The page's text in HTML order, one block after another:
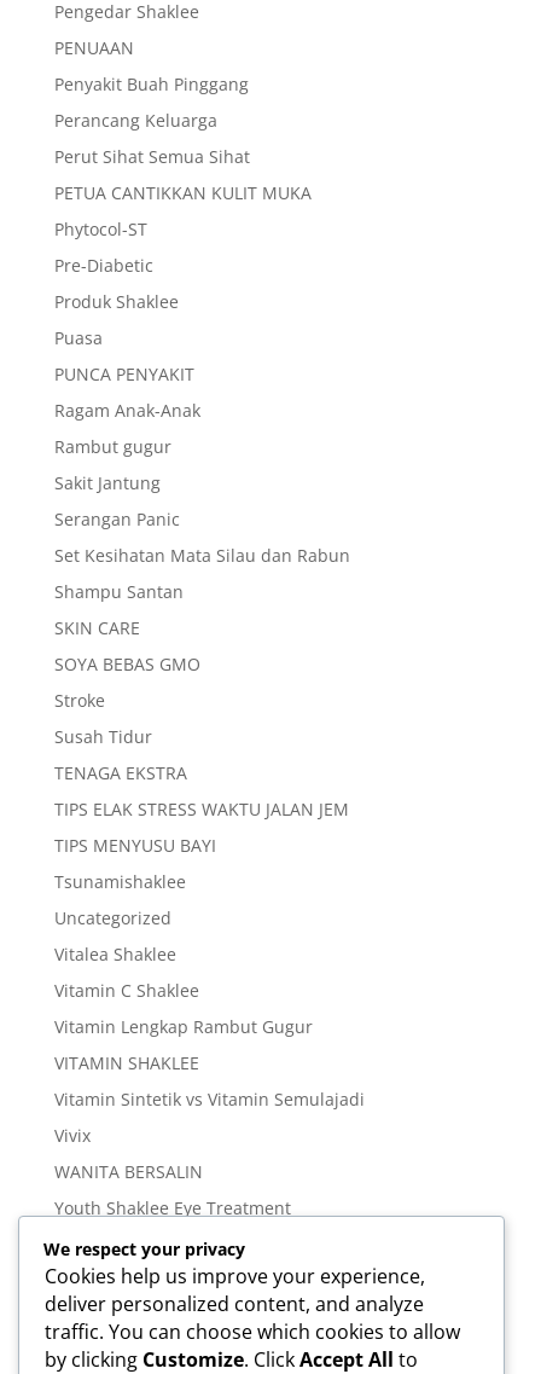
Pengedar Shaklee
PENUAAN
Penyakit Buah Pinggang
Perancang Keluarga
Perut Sihat Semua Sihat
PETUA CANTIKKAN KULIT MUKA
Phytocol-ST
Pre-Diabetic
Produk Shaklee
Puasa
PUNCA PENYAKIT
Ragam Anak-Anak
Rambut gugur
Sakit Jantung
Serangan Panic
Set Kesihatan Mata Silau dan Rabun
Shampu Santan
SKIN CARE
SOYA BEBAS GMO
Stroke
Susah Tidur
TENAGA EKSTRA
TIPS ELAK STRESS WAKTU JALAN JEM
TIPS MENYUSU BAYI
Tsunamishaklee
Uncategorized
Vitalea Shaklee
Vitamin C Shaklee
Vitamin Lengkap Rambut Gugur
VITAMIN SHAKLEE
Vitamin Sintetik vs Vitamin Semulajadi
Vivix
WANITA BERSALIN
Youth Shaklee Eye Treatment
YOUTH SKIN CARE SERIES
Meta
Log in
We respect your privacy
Cookies help us improve your experience,
deliver personalized content, and analyze
traffic. You can choose which cookies to allow
by clicking Customize. ClickAccept All to